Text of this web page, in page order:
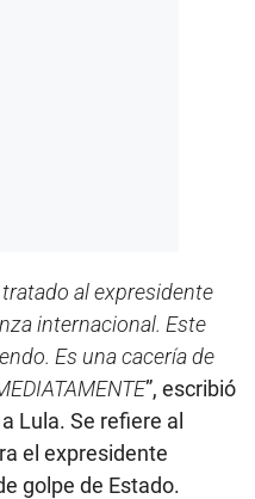
al expresidente
internacional. Este
Es una cacería de
”, escribió
Lula. Se refiere al
el expresidente
golpe de Estado.